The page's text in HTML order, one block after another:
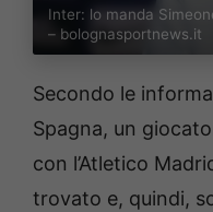
Inter: lo manda
– bolognasportnews.it
Secondo le
Spagna, un
con l’Atletico
trovato e, quindi,